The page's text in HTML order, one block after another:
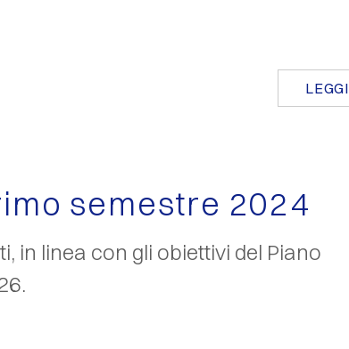
LEGGI
semestre 2024
in linea con gli obiettivi del Piano